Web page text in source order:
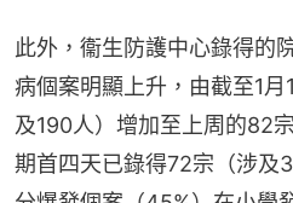
此外，衞生防護中心錄得的
病個案明顯上升，由截至1
及190人）增加至上周的82
期首四天已錄得72宗（涉及